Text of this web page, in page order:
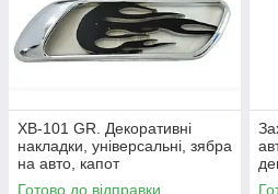
XB-101 GR. Декоративні
накладки, універсальні, зябра
на авто, капот
Готово до відправки